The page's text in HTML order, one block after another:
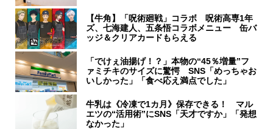
【牛角】「呪術廻戦」コラボ 呪術高専1年
ズ、七海建人、五条悟コラボメニュー 缶バ
ッジ＆クリアカードもらえる
「でけぇ油揚げ！？」本物の“45％増量”フ
ァミチキのサイズに驚愕 SNS「めっちゃお
いしかった」「食べ応え満点でした」
牛乳は《冷凍で1カ月》保存できる！ マル
エツの“活用術”にSNS「天才ですか」「発想
なかった」